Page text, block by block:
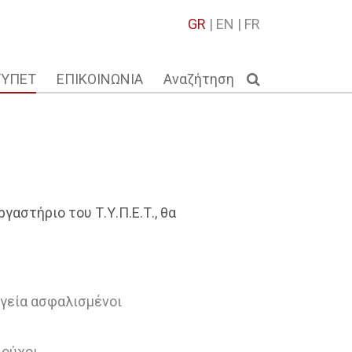
GR | EN | FR
ΕΠΙΚΟΙΝΩΝΙΑ Αναζήτηση
του Τ.Υ.Π.Ε.Τ., θα
ασφαλισμένοι